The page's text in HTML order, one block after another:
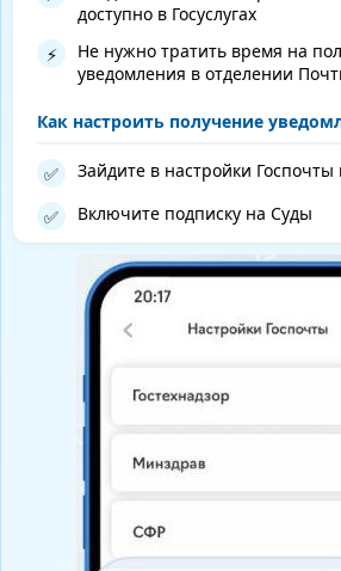
доступно в Госуслугах
⚡
Не нужно тратить время на
уведомления в отделении
Как настроить получение
✅ Зайдите в настройки Госпочты
✅ Включите подписку на Суды